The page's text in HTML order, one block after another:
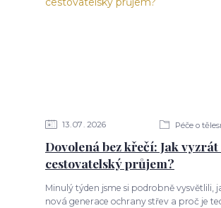
13 07 2026 Péče o
Dovolená bez křečí: Jak vyzrát
cestovatelský průjem?
Minulý týden jsme si podrobně vysvětlili,
nová generace ochrany střev a proč je